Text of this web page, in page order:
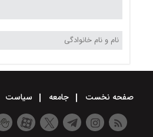
صفحه نخست جامعه سیاست